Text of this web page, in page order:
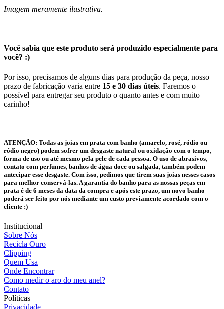
Imagem meramente ilustrativa.
Você sabia que este produto será produzido especialmente para
você? :)
Por isso, precisamos de alguns dias para produção da peça, nosso
prazo de fabricação varia entre 15 e 30 dias úteis. Faremos o
possível para entregar seu produto o quanto antes e com muito
carinho!
ATENÇÃO: Todas as joias em prata com banho (amarelo, rosé, ródio ou
ródio negro) podem sofrer um desgaste natural ou oxidação com o tempo,
forma de uso ou até mesmo pela pele de cada pessoa. O uso de abrasivos,
contato com perfumes, banhos de água doce ou salgada, também podem
antecipar esse desgaste. Com isso, pedimos que tirem suas joias nesses casos
para melhor conservá-las. A garantia do banho para as nossas peças em
prata é de 6 meses da data da compra e após este prazo, um novo banho
poderá ser feito por nós mediante um custo previamente acordado com o
cliente :)
Institucional
Sobre Nós
Recicla Ouro
Clipping
Quem Usa
Onde Encontrar
Como medir o aro do meu anel?
Contato
Políticas